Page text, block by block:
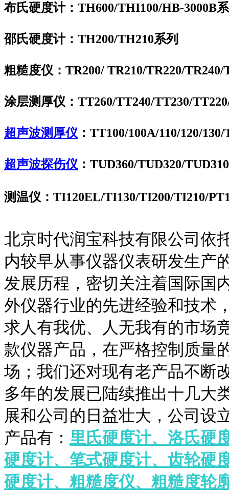
布氏硬度计：TH600/THI100/HB-3000B
邵氏硬度计：TH200/TH210系列
粗糙度仪：TR200/ TR210/TR220/
涂层测厚仪：TT260/TT240/TT230/
超声波测厚仪 ：TT100/100A/110/120/
超声波探伤仪 ：TUD360/TUD320/
测温仪：TI120EL/TI130/TI200/TI210/
北京时代润宝科技有限公司依
内较早从事仪器仪表研发生产
发展历程，密切关注着国际国
外仪器行业的先进经验和技术
求人有我优、人无我有的市场
款仪器产品，在严格控制质量
场；我们还对现有老产品不断
多年的发展已陆续推出十几大
展和公司的日益壮大，公司设
产品有： 里氏硬度计、洛氏硬
硬度计、笔式硬度计、齿轮硬
硬度计、粗糙度仪、粗糙度轮